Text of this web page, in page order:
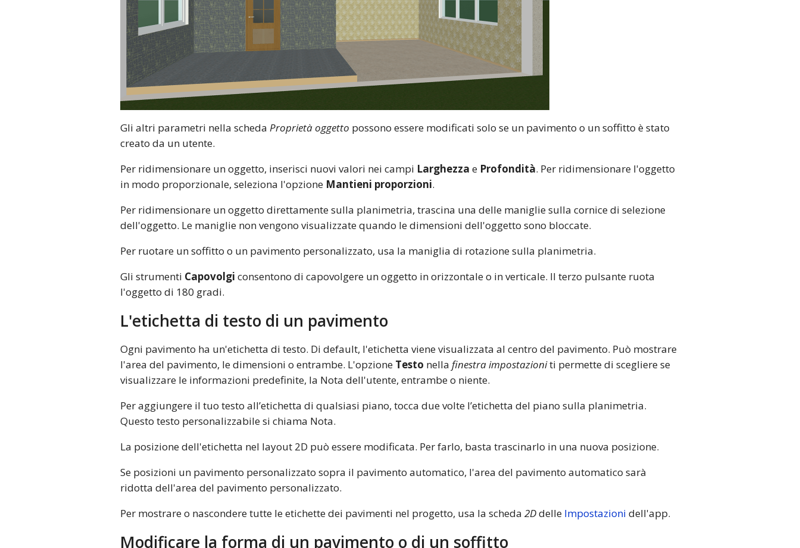
Gli altri parametri nella scheda Proprietà oggetto possono essere modificati solo se un pavimento o un soffitto è stato
creato da un utente.
Per ridimensionare un oggetto, inserisci nuovi valori nei campi Larghezza e Profondità. Per ridimensionare l'oggetto
in modo proporzionale, seleziona l'opzione Mantieni proporzioni.
Per ridimensionare un oggetto direttamente sulla planimetria, trascina una delle maniglie sulla cornice di selezione
dell'oggetto. Le maniglie non vengono visualizzate quando le dimensioni dell'oggetto sono bloccate.
Per ruotare un soffitto o un pavimento personalizzato, usa la maniglia di rotazione sulla planimetria.
Gli strumenti Capovolgi consentono di capovolgere un oggetto in orizzontale o in verticale. Il terzo pulsante ruota
l'oggetto di 180 gradi.
L'etichetta di testo di un pavimento
Ogni pavimento ha un'etichetta di testo. Di default, l'etichetta viene visualizzata al centro del pavimento. Può mostrare
l'area del pavimento, le dimensioni o entrambe. L'opzione Testo nella finestra impostazioniti permette di scegliere se
visualizzare le informazioni predefinite, la Nota dell'utente, entrambe o niente.
Per aggiungere il tuo testo all’etichetta di qualsiasi piano, tocca due volte l’etichetta del piano sulla planimetria.
Questo testo personalizzabile si chiama Nota.
La posizione dell'etichetta nel layout 2D può essere modificata. Per farlo, basta trascinarlo in una nuova posizione.
Se posizioni un pavimento personalizzato sopra il pavimento automatico, l'area del pavimento automatico sarà
ridotta dell'area del pavimento personalizzato.
Per mostrare o nascondere tutte le etichette dei pavimenti nel progetto, usa la scheda 2Ddelle Impostazioni dell'app.
Modificare la forma di un pavimento o di un soffitto